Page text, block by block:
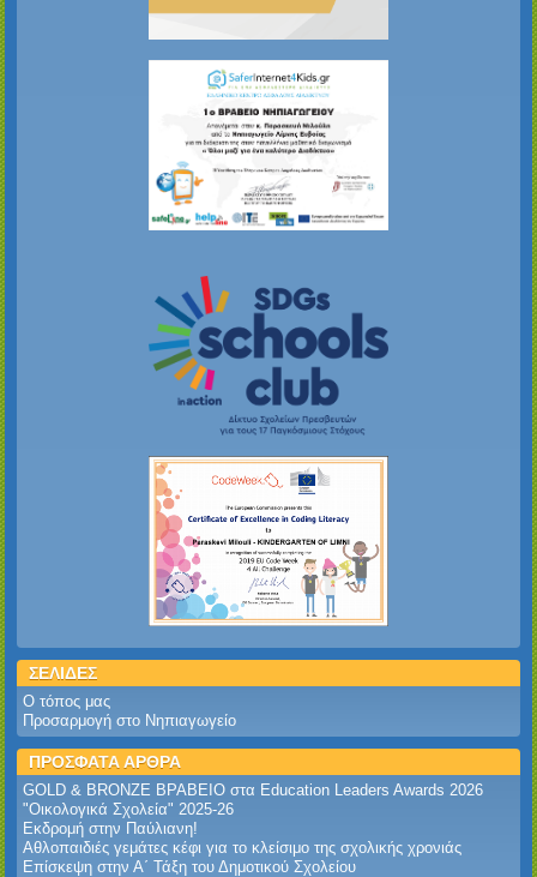
ΣΕΛΙΔΕΣ
Ο τόπος μας
Προσαρμογή στο Νηπιαγωγείο
ΠΡΟΣΦΑΤΑ ΑΡΘΡΑ
GOLD & BRONZE ΒΡΑΒΕΙΟ στα Education Leaders Awards 2026‎
‎"Οικολογικά Σχολεία" 2025-26‎
Εκδρομή στην Παύλιανη!‎
Αθλοπαιδιές γεμάτες κέφι για το κλείσιμο της σχολικής χρονιάς
Επίσκεψη στην Α΄ Τάξη του Δημοτικού Σχολείου